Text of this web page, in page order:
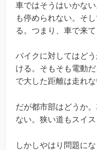
車ではそうはいかな
も停められない。そ
る。つまり、車で来
バイクに対してはど
ける。そもそも電動
で大した距離は走れな
だが都市部はどうか
ない。狭い道もスイ
しかしやはり問題に